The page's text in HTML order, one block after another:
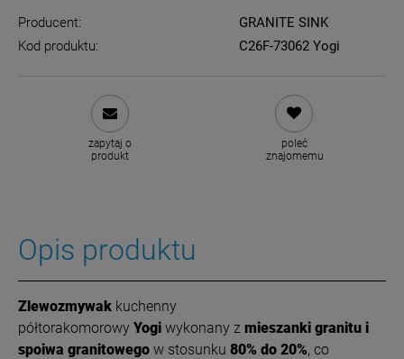
Producent:
GRANITE SINK
Kod produktu:
C26F-73062 Yogi
zapytaj o
produkt
poleć
znajomemu
Opis produktu
Zlewozmywak kuchenny
półtorakomorowy Yogi wykonany z mieszanki granitu i
spoiwa granitowego w stosunku 80% do 20%, co